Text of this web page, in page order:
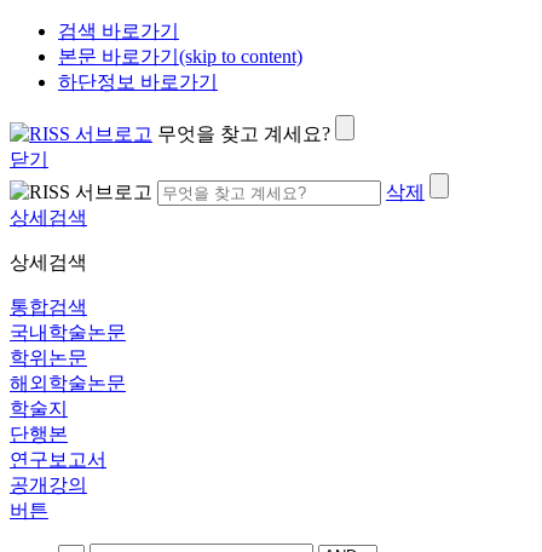
검색 바로가기
본문 바로가기(skip to content)
하단정보 바로가기
무엇을 찾고 계세요?
닫기
삭제
상세검색
상세검색
통합검색
국내학술논문
학위논문
해외학술논문
학술지
단행본
연구보고서
공개강의
버튼